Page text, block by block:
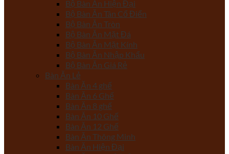
Bộ Bàn Ăn Hiện Đại
Bộ Bàn Ăn Tân Cổ Điển
Bộ Bàn Ăn Tròn
Bộ Bàn Ăn Mặt Đá
Bộ Bàn Ăn Mặt Kính
Bộ Bàn Ăn Nhập Khẩu
Bộ Bàn Ăn Giá Rẻ
Bàn Ăn Lẻ
Bàn Ăn 4 ghế
Bàn Ăn 6 Ghế
Bàn Ăn 8 ghế
Bàn Ăn 10 Ghế
Bàn Ăn 12 Ghế
Bàn Ăn Thông Minh
Bàn Ăn Hiện Đại